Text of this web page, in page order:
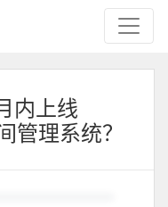
内上线
管理系统？